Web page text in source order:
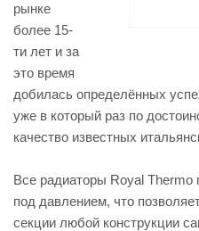
рынке
более 15-
ти лет и за
это время
добилась определённых
уже в который раз по
качество известных
Все радиаторы Royal
под давлением, что
секции любой конструкции